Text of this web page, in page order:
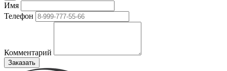
Имя
Телефон
Комментарий
Заказать